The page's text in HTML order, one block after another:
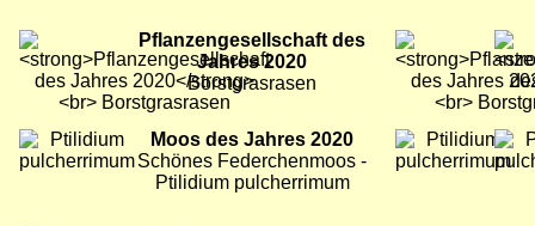
Bild
Pflanzengesellschaft des
Jahres 2020
Borstgrasrasen
Bild Bild
Bild
Moos des Jahres 2020
Schönes Federchenmoos -
Ptilidium pulcherrimum
Bild Bild